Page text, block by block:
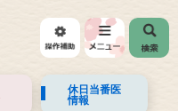
休日当番医
情報